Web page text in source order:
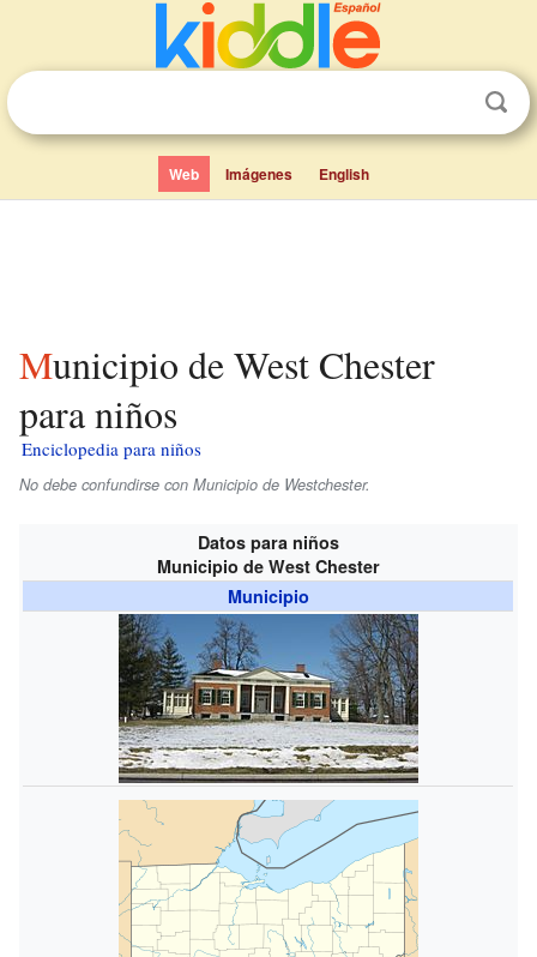
Web Imágenes English
Municipio de West Chester
para niños
Enciclopedia para niños
No debe confundirse con Municipio de Westchester.
Datos para niños
Municipio de West Chester
Municipio